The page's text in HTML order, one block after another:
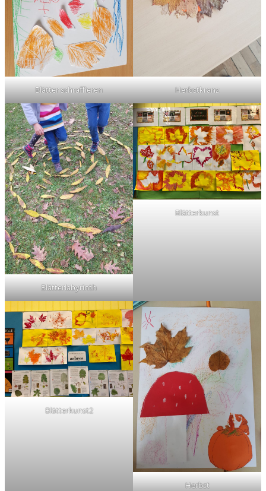
Blätter schraffieren Herbstkranz
Blätterlabyrinth
Blätterkunst
Blätterkunst2
Herbst